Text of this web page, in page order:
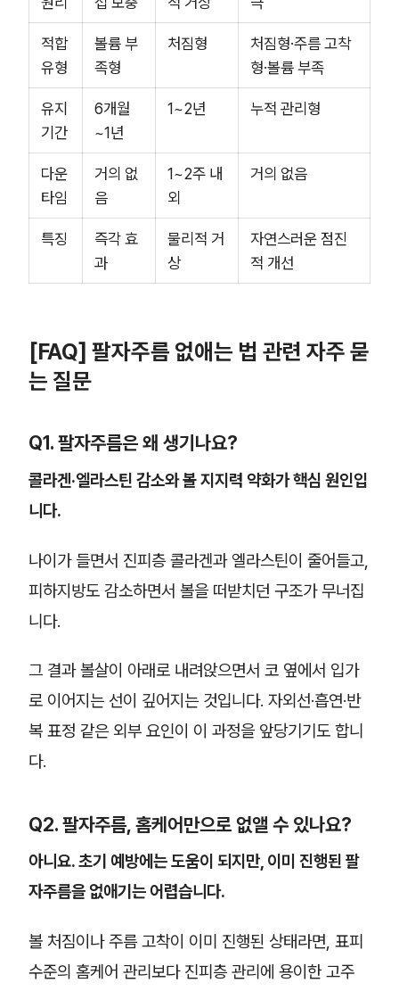
적합
유형
볼륨 부
족형
처짐형
처짐형·주름 고착
형·볼륨 부족
유지
기간
6개월
~1년
1~2년 누적 관리형
다운
타임
거의 없
음
1~2주 내
외
거의 없음
특징
즉각 효
과
물리적 거
상
자연스러운 점진
적 개선
[FAQ] 팔자주름 없애는 법 관련 자주 묻
는 질문
Q1. 팔자주름은 왜 생기나요?
콜라겐·엘라스틴 감소와 볼 지지력 약화가 핵심 원인입
니다.
나이가 들면서 진피층 콜라겐과 엘라스틴이 줄어들고,
피하지방도 감소하면서 볼을 떠받치던 구조가 무너집
니다.
그 결과 볼살이 아래로 내려앉으면서 코 옆에서 입가
로 이어지는 선이 깊어지는 것입니다. 자외선·흡연·반
복 표정 같은 외부 요인이 이 과정을 앞당기기도 합니
다.
Q2. 팔자주름, 홈케어만으로 없앨 수 있나요?
아니요. 초기 예방에는 도움이 되지만, 이미 진행된 팔
자주름을 없애기는 어렵습니다.
볼 처짐이나 주름 고착이 이미 진행된 상태라면, 표피
수준의 홈케어 관리보다 진피층 관리에 용이한 고주